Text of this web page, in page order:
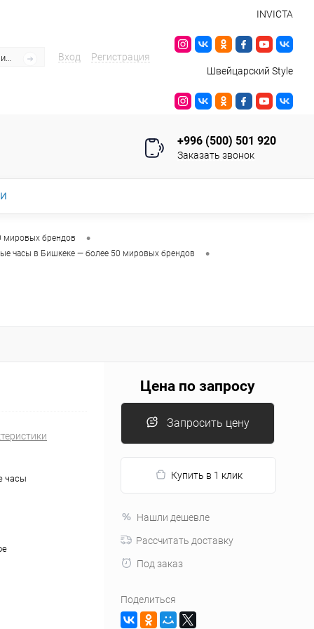
Вход Регистрация
INVICTA
Швейцарский Style
+996 (500) 501 920
Заказать звонок
мировых брендов •
часы в Бишкеке — более 50 мировых брендов •
часы
Цена по запросу
Запросить цену
Купить в 1 клик
Нашли дешевле
Рассчитать доставку
Под заказ
Поделиться